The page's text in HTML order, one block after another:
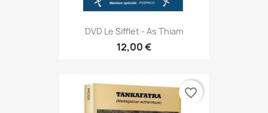
DVD Le Sifflet - As Thiam
12,00 €
favorite_border